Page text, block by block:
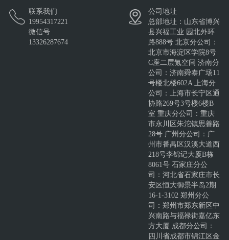
联系我们
19954317221
微信号
13326287674
公司地址
总部地址：山东省博兴
县兴福工业 园北外环
路888号 北京分公司：
北京市海淀区学院8号
C座二层氪空间 济南分
公司：济南舜泰广场11
号楼北楼602A 上海分
公司：上海市长宁区通
协路269号3号楼6楼B
室 重庆分公司：重庆
市永川区朱沱镇思善路
28号 广州分公司：广
州市番禺区汉溪大道西
218号李锦记大厦B栋
8061号 石家庄分公
司：河北省石家庄市长
安区恒大御景半岛2期
16-1-3102 郑州分公
司：郑州市郑东新区中
兴南路与福禄街嘉亿东
方大厦 成都分公司：
四川省成都市锦江区金